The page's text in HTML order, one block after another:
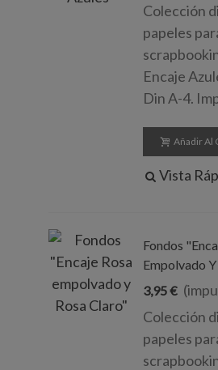
Colección
papeles
Encaje
Din A-4.
Añadir Al
Vista
Fondos
Empolvado
3,95 €
Colección
papeles